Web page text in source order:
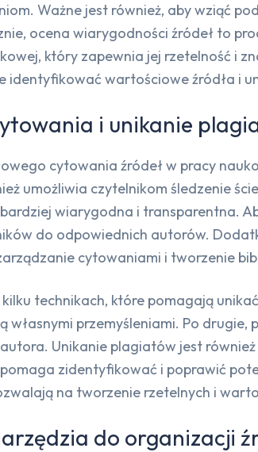
Ważne jest również, aby wziąć
ocena wiarygodności źródeł to
który zapewnia jej rzetelność i
identyfikować wartościowe źródła i
i unikanie
cytowania źródeł w pracy
umożliwia czytelnikom śledzenie
wiarygodna i transparentna.
do odpowiednich autorów.
cytowaniami i tworzenie
technikach, które pomagają
własnymi przemyśleniami. Po
Unikanie plagiatów jest
zidentyfikować i poprawić
na tworzenie rzetelnych i
do organizacji